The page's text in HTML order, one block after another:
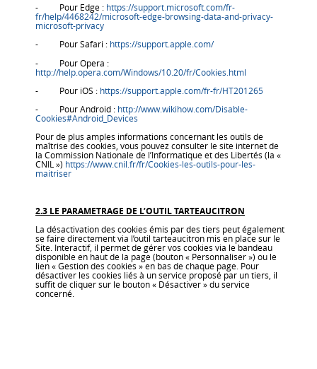
- Pour Edge : https://support.microsoft.com/fr-
fr/help/4468242/microsoft-edge-browsing-data-and-privacy-
microsoft-privacy
- Pour Safari : https://support.apple.com/
- Pour Opera :
http://help.opera.com/Windows/10.20/fr/Cookies.html
- Pour iOS : https://support.apple.com/fr-fr/HT201265
- Pour Android : http://www.wikihow.com/Disable-
Cookies#Android_Devices
Pour de plus amples informations concernant les outils de
maîtrise des cookies, vous pouvez consulter le site internet de
la Commission Nationale de l’Informatique et des Libertés (la «
CNIL ») https://www.cnil.fr/fr/Cookies-les-outils-pour-les-
maitriser
2.3 LE PARAMETRAGE DE L’OUTIL TARTEAUCITRON
La désactivation des cookies émis par des tiers peut également
se faire directement via l’outil tarteaucitron mis en place sur le
Site. Interactif, il permet de gérer vos cookies via le bandeau
disponible en haut de la page (bouton « Personnaliser ») ou le
lien « Gestion des cookies » en bas de chaque page. Pour
désactiver les cookies liés à un service proposé par un tiers, il
suffit de cliquer sur le bouton « Désactiver » du service
concerné.